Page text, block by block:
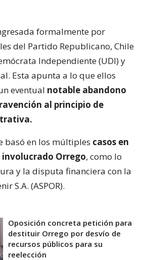
formalmente por
del Partido Republicano, Chile
Independiente (UDI) y
Esta apunta a lo que ellos
eventual notable abandono
al principio de
basó en los múltiples casos en
Orrego, como lo
y la disputa financiera con la
S.A. (ASPOR).
Oposición concreta petición para
destituir Orrego por desvío de
recursos públicos para su
reelección